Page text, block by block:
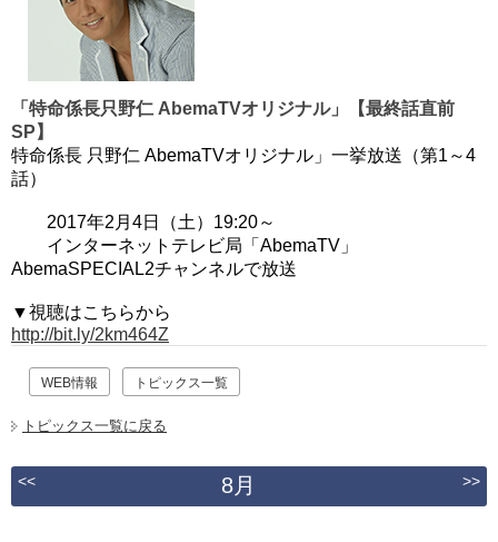
「特命係長只野仁 AbemaTVオリジナル」
【最終話直前
SP】
特命係長 只野仁 AbemaTVオリジナル」一挙放送（第1～4
話）
2017年2月4日（土）19:20～
インターネットテレビ局「AbemaTV」
AbemaSPECIAL2チャンネルで放送
▼視聴はこちらから
http://bit.ly/2km464Z
WEB情報 トピックス一覧
トピックス一覧に戻る
<< 8月 >>